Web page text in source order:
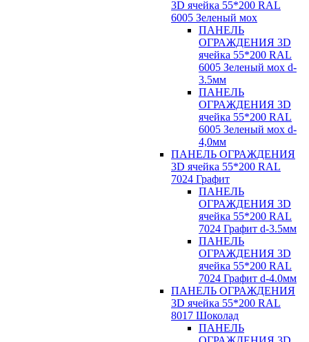
3D ячейка 55*200 RAL
6005 Зеленый мох
ПАНЕЛЬ
ОГРАЖДЕНИЯ 3D
ячейка 55*200 RAL
6005 Зеленый мох d-
3.5мм
ПАНЕЛЬ
ОГРАЖДЕНИЯ 3D
ячейка 55*200 RAL
6005 Зеленый мох d-
4,0мм
ПАНЕЛЬ ОГРАЖДЕНИЯ
3D ячейка 55*200 RAL
7024 Графит
ПАНЕЛЬ
ОГРАЖДЕНИЯ 3D
ячейка 55*200 RAL
7024 Графит d-3.5мм
ПАНЕЛЬ
ОГРАЖДЕНИЯ 3D
ячейка 55*200 RAL
7024 Графит d-4.0мм
ПАНЕЛЬ ОГРАЖДЕНИЯ
3D ячейка 55*200 RAL
8017 Шоколад
ПАНЕЛЬ